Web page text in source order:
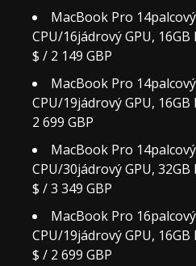
MacBook Pro
CPU/16jádrový GPU, 16GB
$ / 2 149 GBP
MacBook Pro
CPU/19jádrový GPU, 16GB
2 699 GBP
MacBook Pro
CPU/30jádrový GPU, 32GB
$ / 3 349 GBP
MacBook Pro
CPU/19jádrový GPU, 16GB
$ / 2 699 GBP